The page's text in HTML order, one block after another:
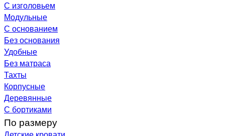
С изголовьем
Модульные
С основанием
Без основания
Удобные
Без матраса
Тахты
Корпусные
Деревянные
С бортиками
По размеру